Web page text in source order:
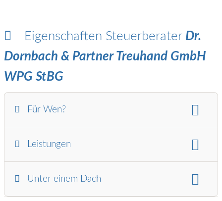
Eigenschaften Steuerberater Dr.
Dornbach & Partner Treuhand GmbH
WPG StBG
Für Wen?
Leistungen
Unter einem Dach